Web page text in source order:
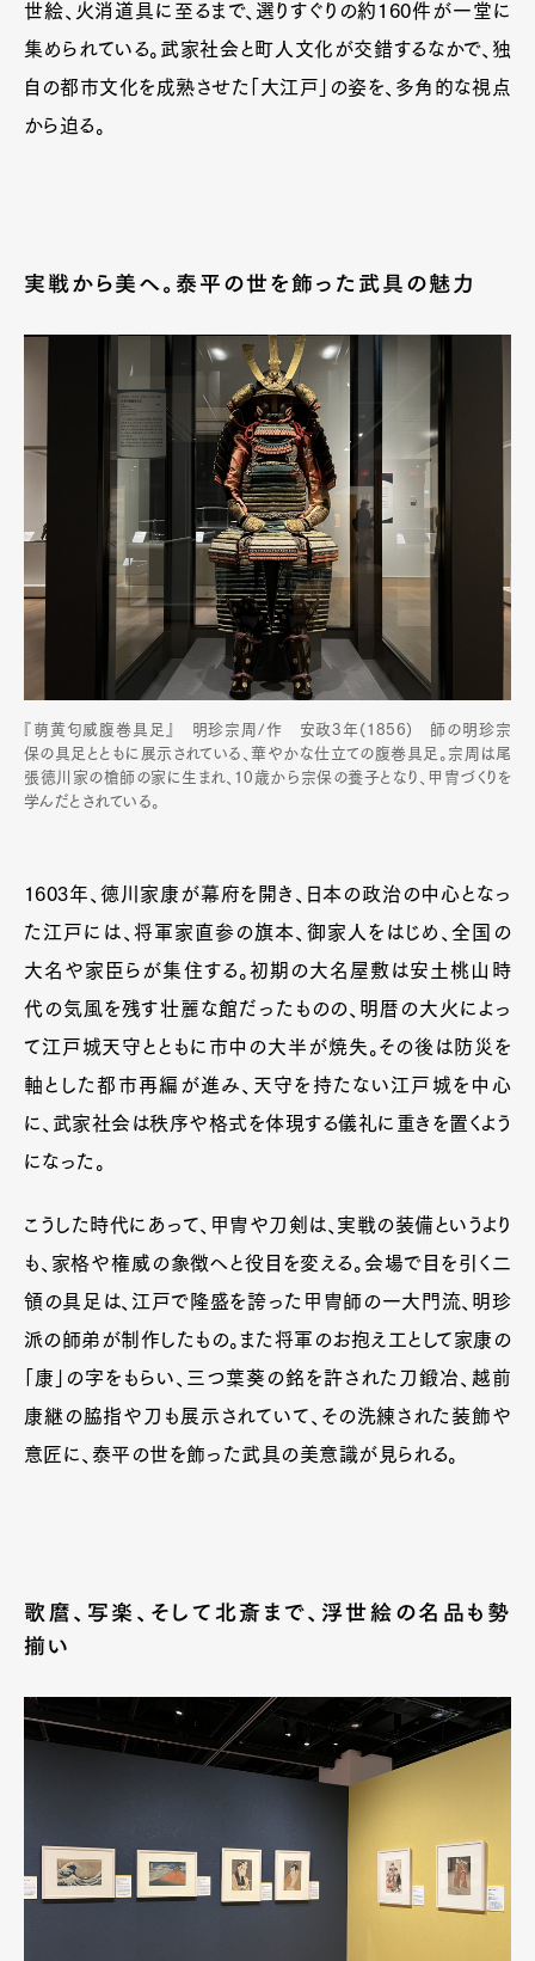
世絵、火消道具に至るまで、選りすぐりの約160件が一堂に
集められている。武家社会と町人文化が交錯するなかで、独
自の都市文化を成熟させた「大江戸」の姿を、多角的な視点
から迫る。
実戦から美へ。泰平の世を飾った武具の魅力
『萌黄匂威腹巻具足』 明珍宗周/作 安政3年(1856) 師の明珍宗
保の具足とともに展示されている、華やかな仕立ての腹巻具足。宗周は尾
張徳川家の槍師の家に生まれ、10歳から宗保の養子となり、甲冑づくりを
学んだとされている。
1603年、徳川家康が幕府を開き、日本の政治の中心となっ
た江戸には、将軍家直参の旗本、御家人をはじめ、全国の
大名や家臣らが集住する。初期の大名屋敷は安土桃山時
代の気風を残す壮麗な館だったものの、明暦の大火によっ
て江戸城天守とともに市中の大半が焼失。その後は防災を
軸とした都市再編が進み、天守を持たない江戸城を中心
に、武家社会は秩序や格式を体現する儀礼に重きを置くよう
になった。
こうした時代にあって、甲冑や刀剣は、実戦の装備というより
も、家格や権威の象徴へと役目を変える。会場で目を引く二
領の具足は、江戸で隆盛を誇った甲冑師の一大門流、明珍
派の師弟が制作したもの。また将軍のお抱え工として家康の
「康」の字をもらい、三つ葉葵の銘を許された刀鍛冶、越前
康継の脇指や刀も展示されていて、その洗練された装飾や
意匠に、泰平の世を飾った武具の美意識が見られる。
歌麿、写楽、そして北斎まで、浮世絵の名品も勢
揃い